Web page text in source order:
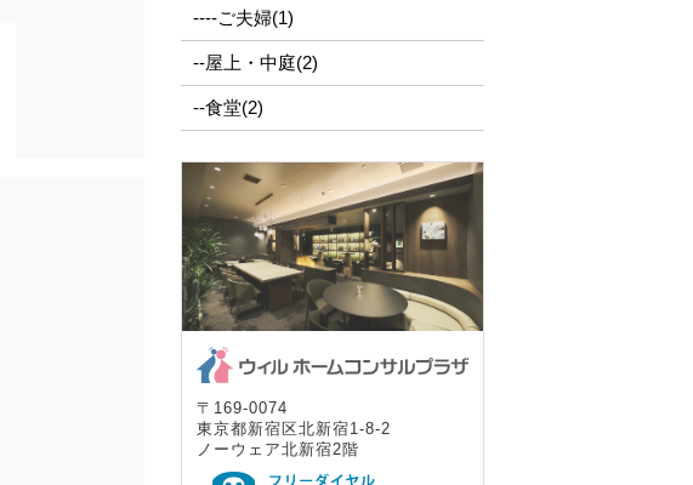
----ご夫婦(1)
--屋上・中庭(2)
--食堂(2)
〒169-0074
東京都新宿区北新宿1-8-2
ノーウェア北新宿2階